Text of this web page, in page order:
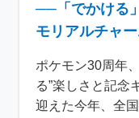
──「でかける
モリアルチャ
ポケモン30周年
る”楽しさと記念
迎えた今年、全